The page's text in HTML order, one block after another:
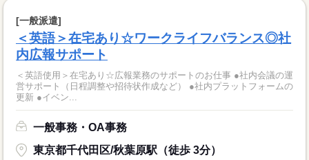
[一般派遣]
＜英語＞在宅あり☆ワークライフバランス◎社
内広報サポート
＜英語使用＞在宅あり☆広報業務のサポートのお仕事 ●社内会議の運
営サポート（日程調整や招待状作成など） ●社内プラットフォームの
更新 ●イベン...
一般事務・OA事務
東京都千代田区/秋葉原駅（徒歩 3分）